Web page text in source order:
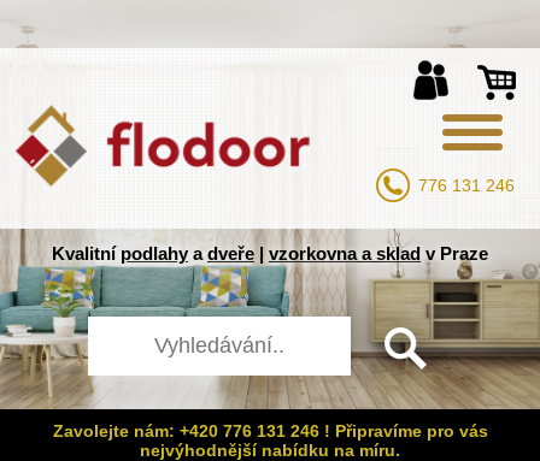
776 131 246
Kvalitní podlahyadveře| vzorkovna a sklad v Praze
Zavolejte nám: +420 776 131 246 ! Připravíme pro vás
nejvýhodnější nabídku na míru.